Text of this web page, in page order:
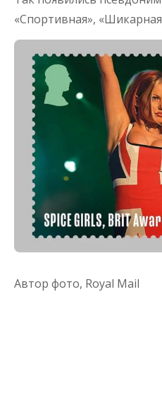
«Спортивная»,
Автор фото, Royal Mail